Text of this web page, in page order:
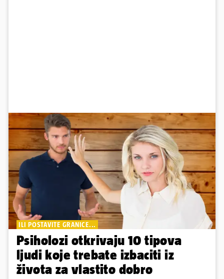
ILI POSTAVITE GRANICE...
Psiholozi otkrivaju 10 tipova
ljudi koje trebate izbaciti iz
života za vlastito dobro